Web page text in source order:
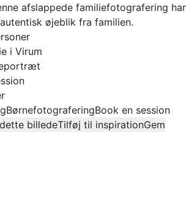
afslappede familiefotografering har
øjeblik fra familien.
i Virum
BørnefotograferingBook en session
billedeTilføj til inspirationGem